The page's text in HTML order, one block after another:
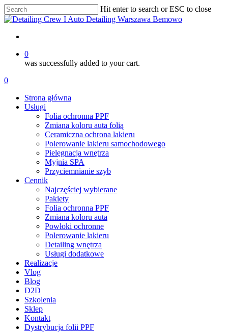
Skip
to
content
Hit enter to search or ESC to close
Close
0
was successfully added to your cart.
Menu
account
0
Strona główna
Usługi
Folia ochronna PPF
Zmiana koloru auta folią
Ceramiczna ochrona lakieru
Polerowanie lakieru samochodowego
Pielęgnacja wnętrza
Myjnia SPA
Przyciemnianie szyb
Cennik
Najczęściej wybierane
Pakiety
Folia ochronna PPF
Zmiana koloru auta
Powłoki ochronne
Polerowanie lakieru
Detailing wnętrza
Usługi dodatkowe
Realizacje
Vlog
Blog
D2D
Szkolenia
Sklep
Kontakt
Dystrybucja folii PPF